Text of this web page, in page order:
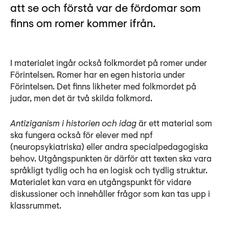
English
att se och förstå var de fördomar som
finns om romer kommer ifrån.
I materialet ingår också folkmordet på romer under
Förintelsen. Romer har en egen historia under
Förintelsen. Det finns likheter med folkmordet på
judar, men det är två skilda folkmord.
Antiziganism i historien och idag är ett material som
ska fungera också för elever med npf
(neuropsykiatriska) eller andra specialpedagogiska
behov. Utgångspunkten är därför att texten ska vara
språkligt tydlig och ha en logisk och tydlig struktur.
Materialet kan vara en utgångspunkt för vidare
diskussioner och innehåller frågor som kan tas upp i
klassrummet.